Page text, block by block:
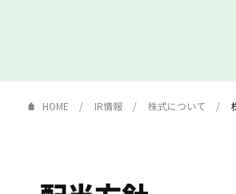
HOME IR情報 株式について